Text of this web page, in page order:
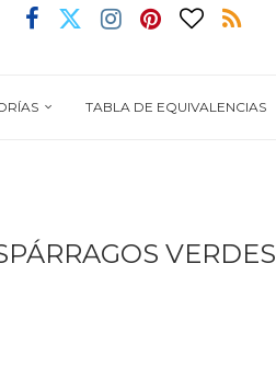
TABLA DE EQUIVALENCIAS
VERDES